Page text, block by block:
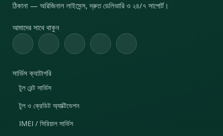
ঠিকানা — অরিজিনাল লাইসেন্স, দ্রুত ডেলিভারি ও ২৪/৭ সাপোর্ট।
আমাদের সাথে থাকুন
সার্ভিস ক্যাটাগরি
টুল রেন্ট সার্ভিস
টুল ও ক্রেডিট অ্যাক্টিভেশন
IMEI / সিরিয়াল সার্ভিস